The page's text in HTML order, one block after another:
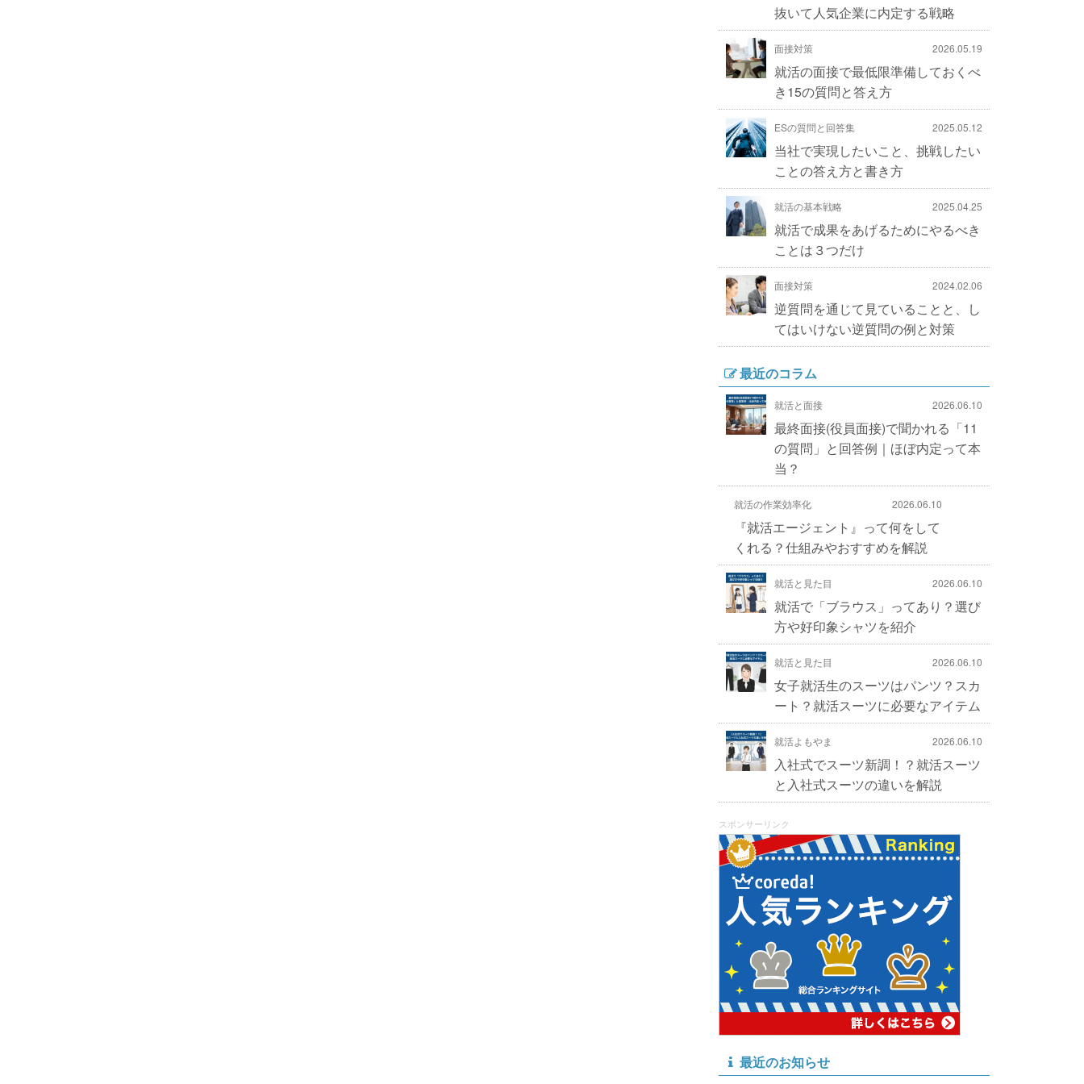
抜いて人気企業に内定する戦略
面接対策 2026.05.19
就活の面接で最低限準備しておくべ
き15の質問と答え方
ESの質問と回答集 2025.05.12
当社で実現したいこと、挑戦したい
ことの答え方と書き方
就活の基本戦略 2025.04.25
就活で成果をあげるためにやるべき
ことは３つだけ
面接対策 2024.02.06
逆質問を通じて見ていることと、し
てはいけない逆質問の例と対策
最近のコラム
就活と面接 2026.06.10
最終面接(役員面接)で聞かれる「11
の質問」と回答例｜ほぼ内定って本
当？
就活の作業効率化 2026.06.10
『就活エージェント』って何をして
くれる？仕組みやおすすめを解説
就活と見た目 2026.06.10
就活で「ブラウス」ってあり？選び
方や好印象シャツを紹介
就活と見た目 2026.06.10
女子就活生のスーツはパンツ？スカ
ート？就活スーツに必要なアイテム
就活よもやま 2026.06.10
入社式でスーツ新調！？就活スーツ
と入社式スーツの違いを解説
スポンサーリンク
最近のお知らせ